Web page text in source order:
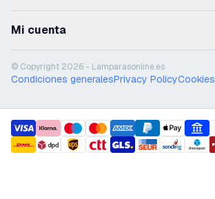
Mi cuenta
© Copyright 2026 - Lámparasonline.es
Condiciones generalesPrivacy PolicyCookies
payment methods
shipment methods